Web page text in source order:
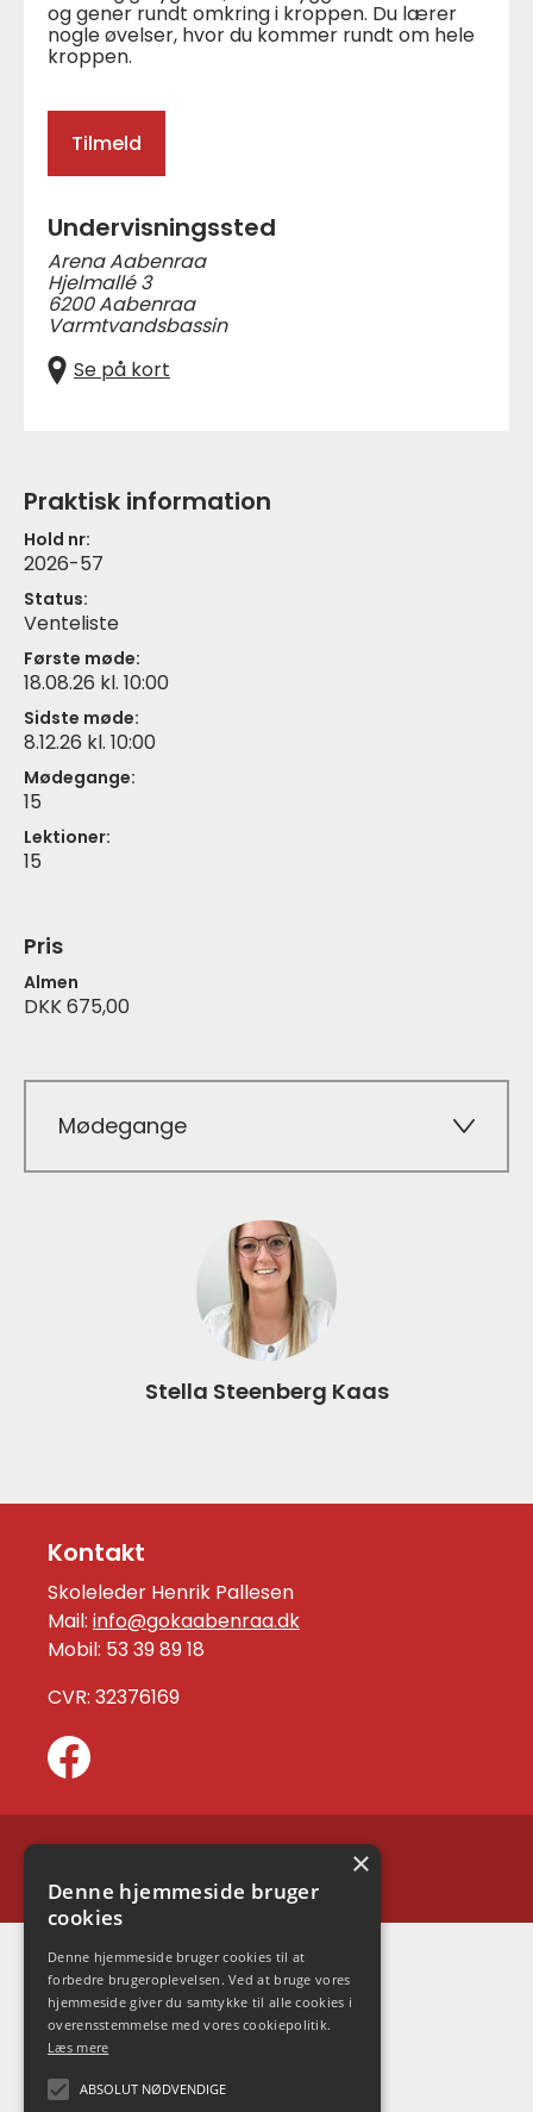
og gener rundt omkring i kroppen. Du lærer
nogle øvelser, hvor du kommer rundt om hele
kroppen.
Tilmeld
Undervisningssted
Arena Aabenraa
Hjelmallé 3
6200 Aabenraa
Varmtvandsbassin
Se på kort
Praktisk information
Hold nr:
2026-57
Status:
Venteliste
Første møde:
18.08.26 kl. 10:00
Sidste møde:
8.12.26 kl. 10:00
Mødegange:
15
Lektioner:
15
Pris
Almen
DKK 675,00
Mødegange
Stella Steenberg Kaas
Kontakt
Skoleleder Henrik Pallesen
Mail: info@gokaabenraa.dk
Mobil: 53 39 89 18
CVR: 32376169
×
Denne hjemmeside bruger
cookies
Denne hjemmeside bruger cookies til at
forbedre brugeroplevelsen. Ved at bruge vores
hjemmeside giver du samtykke til alle cookies i
overensstemmelse med vores cookiepolitik.
Læs mere
ABSOLUT NØDVENDIGE